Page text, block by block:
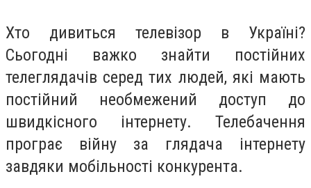
Хто дивиться телевізор в Україні?
Сьогодні важко знайти постійних
телеглядачів серед тих людей, які мають
постійний необмежений доступ до
швидкісного інтернету. Телебачення
програє війну за глядача інтернету
завдяки мобільності конкурента.